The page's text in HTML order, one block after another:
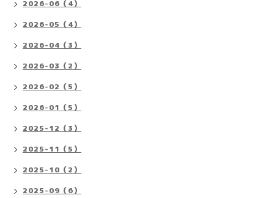
2026-06（4）
2026-05（4）
2026-04（3）
2026-03（2）
2026-02（5）
2026-01（5）
2025-12（3）
2025-11（5）
2025-10（2）
2025-09（6）